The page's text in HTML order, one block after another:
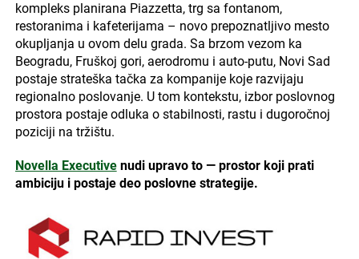
kompleks planirana Piazzetta, trg sa fontanom,
restoranima i kafeterijama – novo prepoznatljivo mesto
okupljanja u ovom delu grada. Sa brzom vezom ka
Beogradu, Fruškoj gori, aerodromu i auto-putu, Novi Sad
postaje strateška tačka za kompanije koje razvijaju
regionalno poslovanje. U tom kontekstu, izbor poslovnog
prostora postaje odluka o stabilnosti, rastu i dugoročnoj
poziciji na tržištu.
Novella Executivenudi upravo to — prostor koji prati
ambiciju i postaje deo poslovne strategije.